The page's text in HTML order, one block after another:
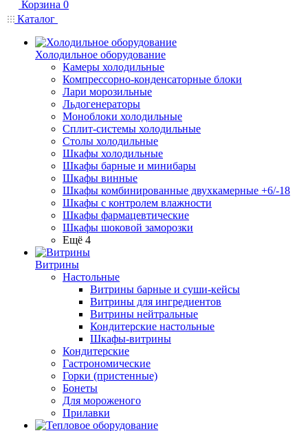
Корзина 0
Каталог
Холодильное оборудование
Камеры холодильные
Компрессорно-конденсаторные блоки
Лари морозильные
Льдогенераторы
Моноблоки холодильные
Сплит-системы холодильные
Столы холодильные
Шкафы холодильные
Шкафы барные и минибары
Шкафы винные
Шкафы комбинированные двухкамерные +6/-18
Шкафы с контролем влажности
Шкафы фармацевтические
Шкафы шоковой заморозки
Ещё 4
Витрины
Настольные
Витрины барные и суши-кейсы
Витрины для ингредиентов
Витрины нейтральные
Кондитерские настольные
Шкафы-витрины
Кондитерские
Гастрономические
Горки (пристенные)
Бонеты
Для мороженого
Прилавки